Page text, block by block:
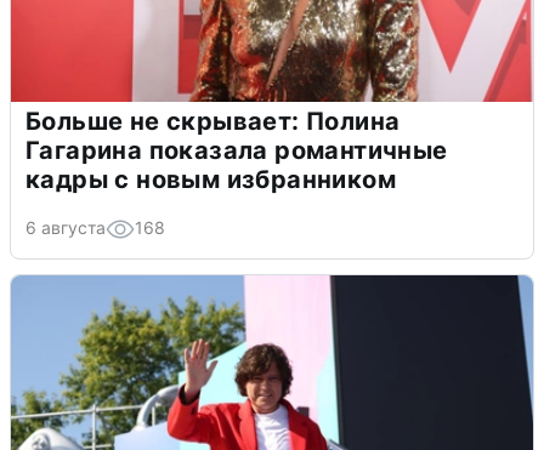
Больше не скрывает: Полина
Гагарина показала романтичные
кадры с новым избранником
6 августа 168